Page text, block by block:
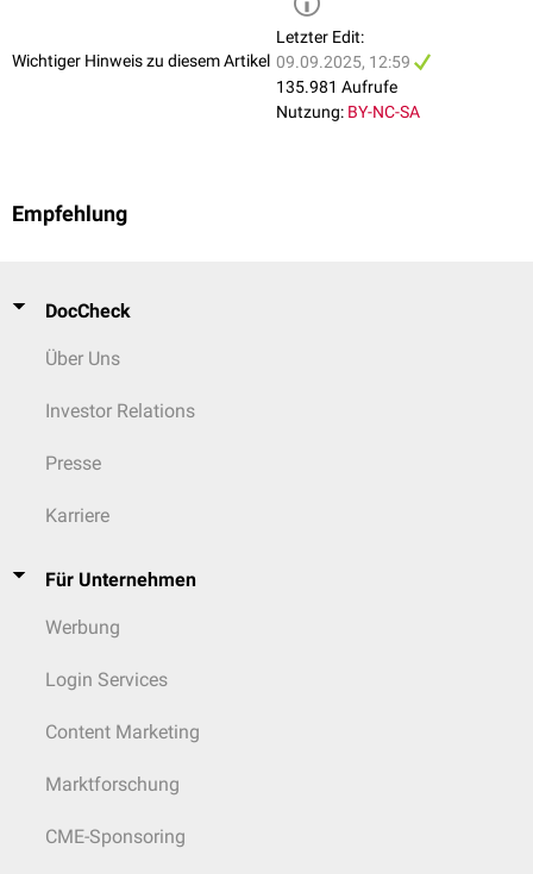
Wichtiger Hinweis zu diesem Artikel
Letzter Edit:
09.09.2025, 12:59
135.981 Aufrufe
Nutzung: BY-NC-SA
Empfehlung
DocCheck
Über Uns
Investor Relations
Presse
Karriere
Für Unternehmen
Werbung
Login Services
Content Marketing
Marktforschung
CME-Sponsoring